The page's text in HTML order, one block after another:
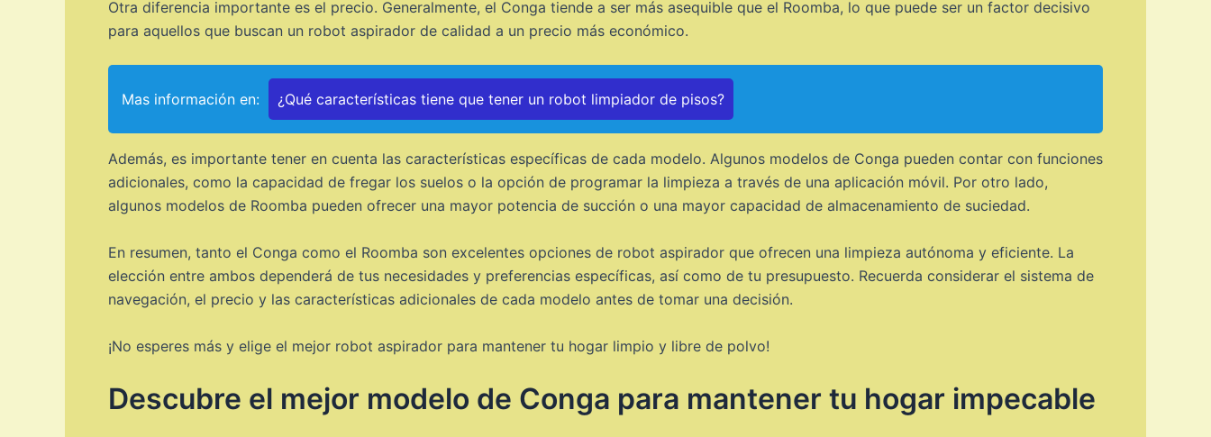
Otra diferencia importante es el precio. Generalmente, el Conga tiende a ser más asequible que el Roomba, lo que puede ser un factor decisivo
para aquellos que buscan un robot aspirador de calidad a un precio más económico.
Mas información en: ¿Qué características tiene que tener un robot limpiador de pisos?
Además, es importante tener en cuenta las características específicas de cada modelo. Algunos modelos de Conga pueden contar con funciones
adicionales, como la capacidad de fregar los suelos o la opción de programar la limpieza a través de una aplicación móvil. Por otro lado,
algunos modelos de Roomba pueden ofrecer una mayor potencia de succión o una mayor capacidad de almacenamiento de suciedad.
En resumen, tanto el Conga como el Roomba son excelentes opciones de robot aspirador que ofrecen una limpieza autónoma y eficiente. La
elección entre ambos dependerá de tus necesidades y preferencias específicas, así como de tu presupuesto. Recuerda considerar el sistema de
navegación, el precio y las características adicionales de cada modelo antes de tomar una decisión.
¡No esperes más y elige el mejor robot aspirador para mantener tu hogar limpio y libre de polvo!
Descubre el mejor modelo de Conga para mantener tu hogar impecable